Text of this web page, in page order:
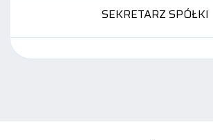
SEKRETARZ SPÓŁKI